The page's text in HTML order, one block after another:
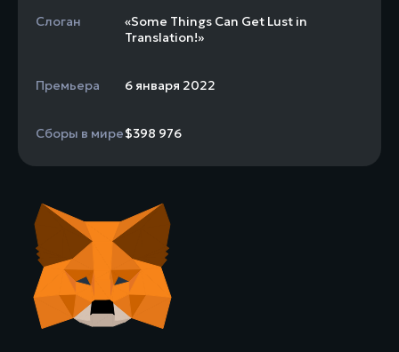
Слоган
«Some Things Can Get Lust in
Translation!»
Премьера 6 января 2022
Сборы в мире$398 976